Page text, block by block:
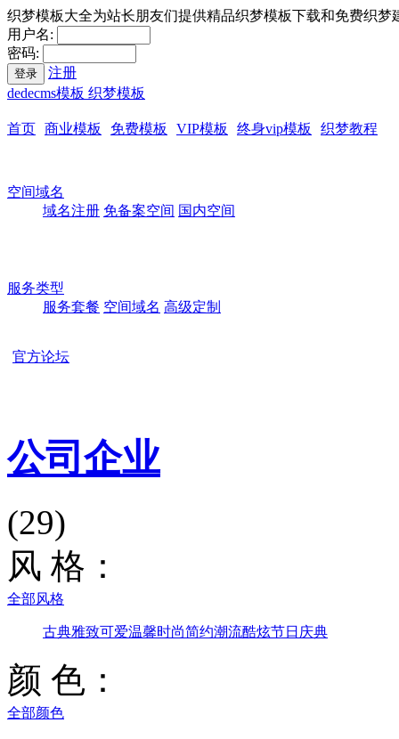
织梦模板大全为站长朋友们提供精品织梦模板下载和免费织梦
用户名:
密码:
登录
注册
dedecms模板 织梦模板
首页 商业模板 免费模板 VIP模板 终身vip模板 织梦教程
空间域名
域名注册 免备案空间 国内空间
服务类型
服务套餐 空间域名 高级定制
官方论坛
公司企业
(29)
风 格：
全部风格
古典雅致可爱温馨时尚简约潮流酷炫节日庆典
颜 色：
全部颜色